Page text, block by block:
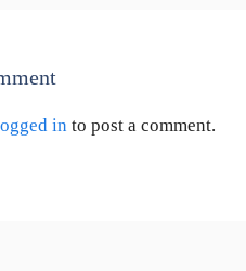
in to post a comment.